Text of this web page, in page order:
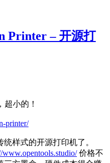
Printer – 开源打
超小的！
printer/
样式的开源打印机了。
www.opentools.studio/价格不